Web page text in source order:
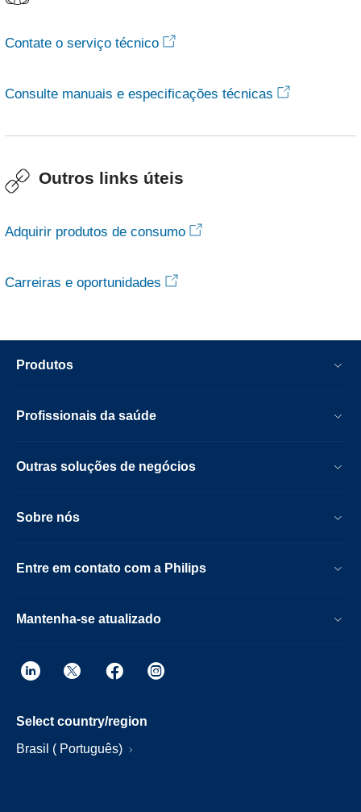
Contate o serviço técnico
Consulte manuais e especificações técnicas
Outros links úteis
Adquirir produtos de consumo
Carreiras e oportunidades
Produtos
Profissionais da saúde
Outras soluções de negócios
Sobre nós
Entre em contato com a Philips
Mantenha-se atualizado
Select country/region
Brasil ( Português)